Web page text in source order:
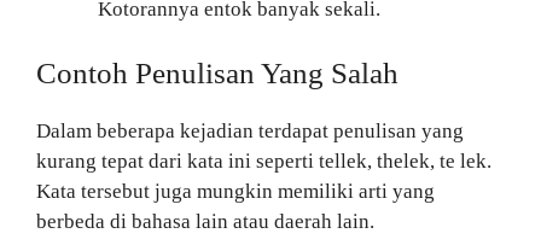
Kotorannya entok banyak sekali.
Contoh Penulisan Yang Salah
Dalam beberapa kejadian terdapat penulisan yang
kurang tepat dari kata ini seperti tellek, thelek, te lek.
Kata tersebut juga mungkin memiliki arti yang
berbeda di bahasa lain atau daerah lain.